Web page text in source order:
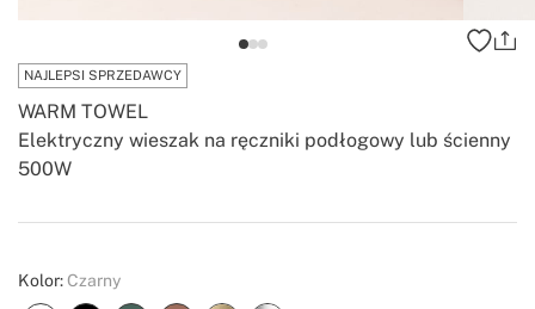
NAJLEPSI SPRZEDAWCY
Elektryczny wieszak na ręczniki podłogowy lub ścienny
500W
WARM TOWEL
Create
Kolor: Czarny